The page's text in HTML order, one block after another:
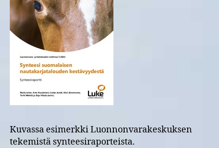
Kuvassa esimerkki Luonnonvarakeskuksen
tekemistä synteesiraporteista.